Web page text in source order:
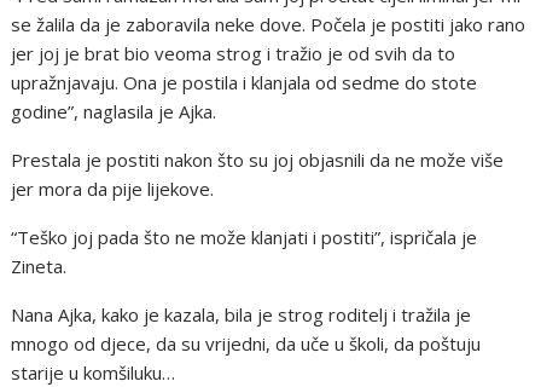
se žalila da je zaboravila neke dove. Počela je postiti jako rano
jer joj je brat bio veoma strog i tražio je od svih da to
upražnjavaju. Ona je postila i klanjala od sedme do stote
godine”, naglasila je Ajka.
Prestala je postiti nakon što su joj objasnili da ne može više
jer mora da pije lijekove.
“Teško joj pada što ne može klanjati i postiti”, ispričala je
Zineta.
Nana Ajka, kako je kazala, bila je strog roditelj i tražila je
mnogo od djece, da su vrijedni, da uče u školi, da poštuju
starije u komšiluku…